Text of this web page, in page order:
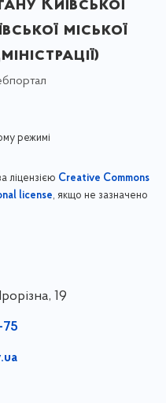
Київської
міської
режимі
ліцензією Creative Commons
license, якщо не зазначено
19